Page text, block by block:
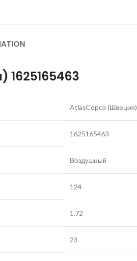
1625165463
AtlasCopco (Швеция)
1625165463
Воздушный
124
1.72
23